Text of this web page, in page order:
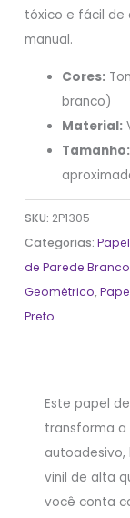
tóxico e fácil de
manual.
Cores:
branco)
Material:
Tamanho:
SKU: 2P1305
Categorias:
de Parede Branco
Geométrico,
Preto
Este papel
transforma
autoadesivo,
vinil de alta
você conta